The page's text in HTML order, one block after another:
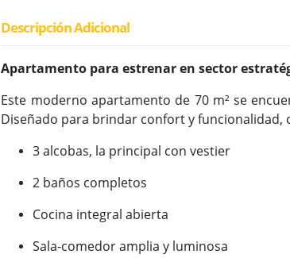
Descripción Adicional
Apartamento para estrenar en sector
Este moderno apartamento de 70 m² se
Diseñado para brindar confort y funcionalidad,
3 alcobas, la principal con vestier
2 baños completos
Cocina integral abierta
Sala-comedor amplia y luminosa